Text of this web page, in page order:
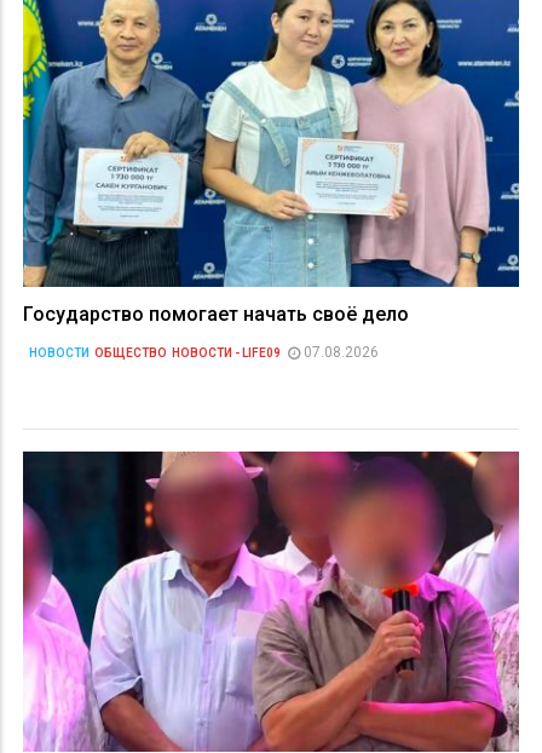
Государство помогает начать своё дело
НОВОСТИ ОБЩЕСТВО НОВОСТИ - LIFE09 07.08.2026